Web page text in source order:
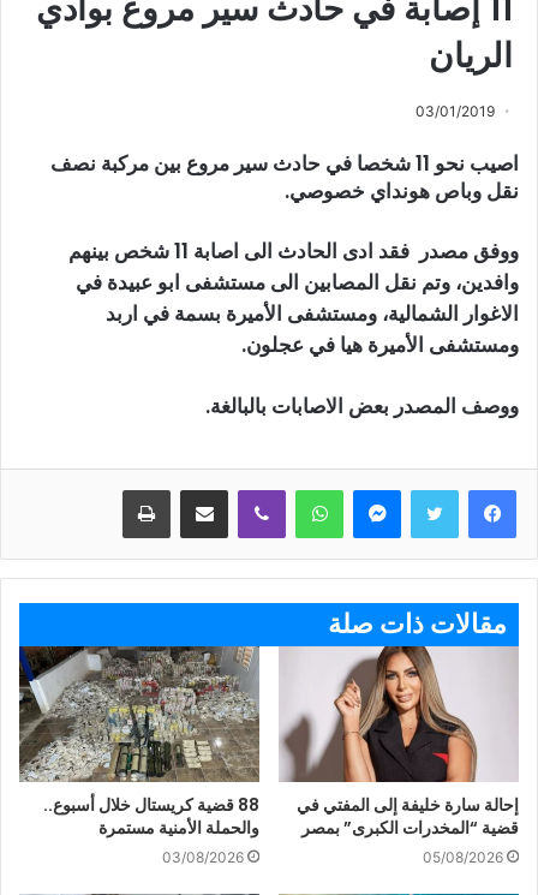
11 إصابة في حادث سير مروع بوادي
الريان
03/01/2019
اصيب نحو 11 شخصا في حادث سير مروع بين مركبة نصف
نقل وباص هونداي خصوصي.
ووفق مصدر فقد ادى الحادث الى اصابة 11 شخص بينهم
وافدين، وتم نقل المصابين الى مستشفى ابو عبيدة في
الاغوار الشمالية، ومستشفى الأميرة بسمة في اربد
ومستشفى الأميرة هيا في عجلون.
ووصف المصدر بعض الاصابات بالبالغة.
ماسنجر واتساب ڤايبر مشاركة عبر البريد طباعة
مقالات ذات صلة
إحالة سارة خليفة إلى المفتي في
قضية “المخدرات الكبرى” بمصر
05/08/2026
88 قضية كريستال خلال أسبوع..
والحملة الأمنية مستمرة
03/08/2026